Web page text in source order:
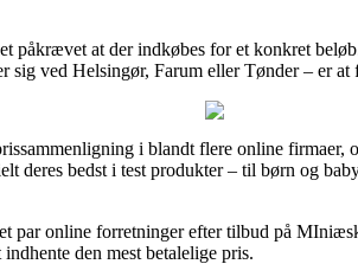
påkrævet at der indkøbes for et konkret
ved Helsingør, Farum eller Tønder – er
i blandt flere online
deres bedst i test produkter – til børn og
par online forretninger efter tilbud på
den mest betalelige pris.